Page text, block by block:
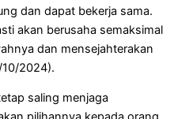
dan dapat bekerja sama.
akan berusaha semaksimal
dan mensejahterakan
10/2024).
saling menjaga